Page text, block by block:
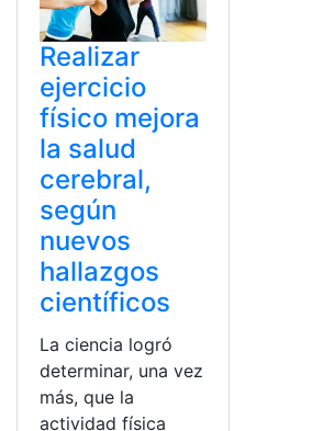
Realizar
ejercicio
físico mejora
la salud
cerebral,
según
nuevos
hallazgos
científicos
La ciencia logró
determinar, una vez
más, que la
actividad física